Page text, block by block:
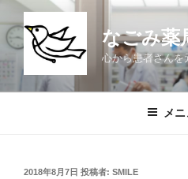
ン
テ
なごみ薬
心から患者さんを
メ
投
2018年8月7日 投稿者: SMILE